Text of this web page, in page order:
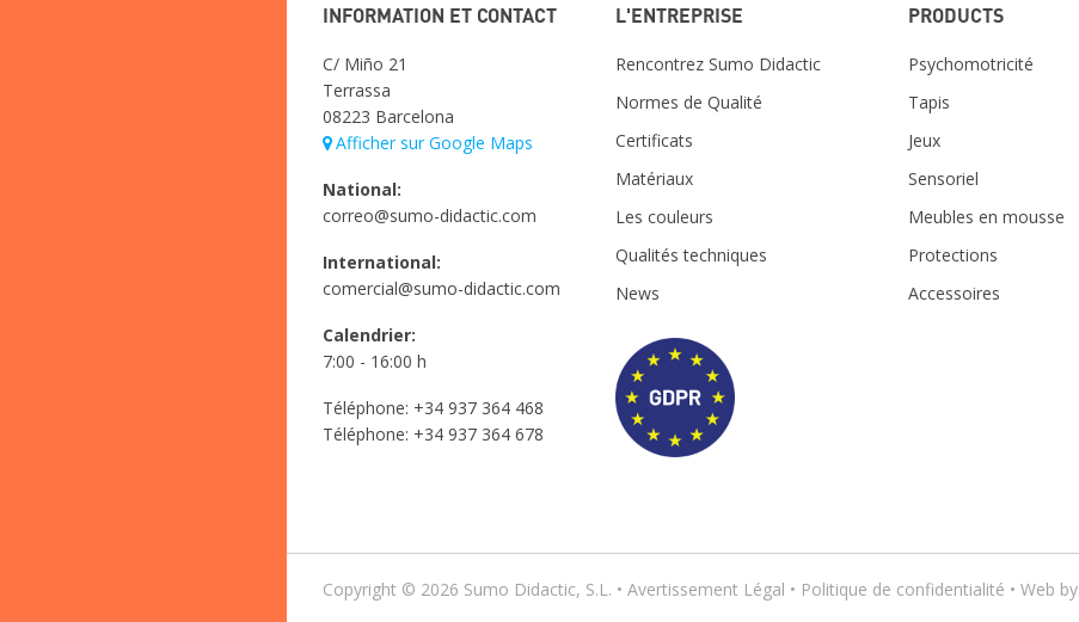
INFORMATION ET CONTACT
C/ Miño 21
Terrassa
08223 Barcelona
Afficher sur Google Maps
National:
correo@sumo-didactic.com
International:
comercial@sumo-didactic.com
Calendrier:
7:00 - 16:00 h
Téléphone: +34 937 364 468
Téléphone: +34 937 364 678
L'ENTREPRISE
Rencontrez Sumo Didactic
Normes de Qualité
Certificats
Matériaux
Les couleurs
Qualités techniques
News
PRODUCTS
Psychomotricité
Tapis
Jeux
Sensoriel
Meubles en mousse
Protections
Accessoires
Copyright © 2026 Sumo Didactic, S.L. • Avertissement Légal • Politique de confidentialité • Web by